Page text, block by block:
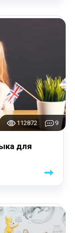
112872 9
для